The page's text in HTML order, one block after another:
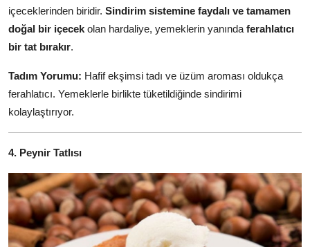
içeceklerinden biridir. Sindirim sistemine faydalı ve tamamen
doğal bir içecek olan hardaliye, yemeklerin yanında ferahlatıcı
bir tat bırakır.
Tadım Yorumu: Hafif ekşimsi tadı ve üzüm aroması oldukça
ferahlatıcı. Yemeklerle birlikte tüketildiğinde sindirimi
kolaylaştırıyor.
4. Peynir Tatlısı